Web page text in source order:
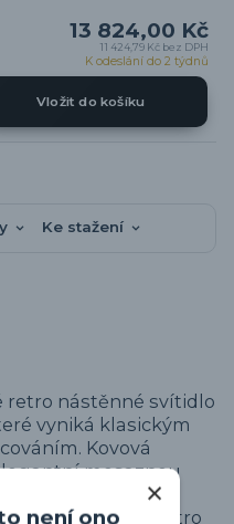
13 824,00 Kč
11 424,79 Kč bez DPH
K odeslání do 2 týdnů
Vložit do košíku
Ke stažení
retro nástěnné svítidlo
vyniká klasickým
Kovová
mosaznou
vintage
do rustikálních, retro
není ono